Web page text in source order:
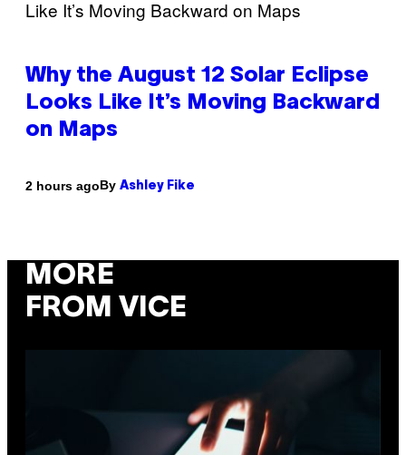
Why the August 12 Solar Eclipse
Looks Like It’s Moving Backward
on Maps
2 hours agoBy Ashley Fike
MORE
FROM VICE